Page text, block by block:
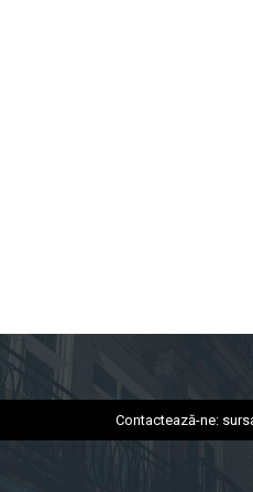
Contactează-ne: